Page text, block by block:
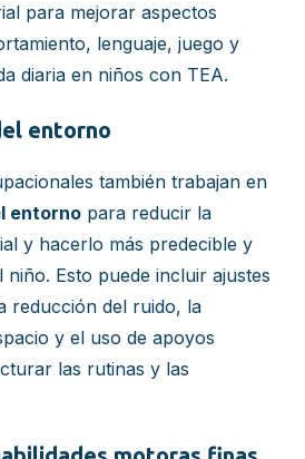
para mejorar aspectos
lenguaje, juego y
diaria en niños con TEA.
entorno
también trabajan en
entorno para reducir la
y hacerlo más predecible y
Esto puede incluir ajustes
reducción del ruido, la
y el uso de apoyos
las rutinas y las